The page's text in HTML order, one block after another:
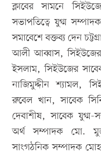
ক্লাবের সামনে
সভাপতিত্বে যুগ্ম
সমাবেশে বক্তব্য দেন
আলী আব্বাস,
ইসলাম, সিইউজের
নাজিমুদ্দীন শ্যামল,
রুবেল খান, সাবেক
দেবাশীষ, সাবেক
অর্থ সম্পাদক মো.
সাংগঠনিক সম্পাদক